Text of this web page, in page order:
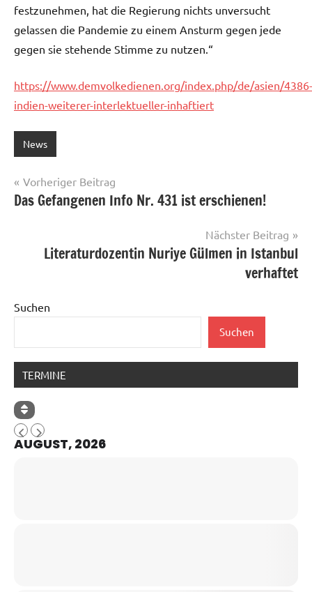
festzunehmen, hat die Regierung nichts unversucht
gelassen die Pandemie zu einem Ansturm gegen jede
gegen sie stehende Stimme zu nutzen.“
https://www.demvolkedienen.org/index.php/de/asien/4386-
indien-weiterer-interlektueller-inhaftiert
News
Beitragsnavigation
Vorheriger Beitrag
Das Gefangenen Info Nr. 431 ist erschienen!
Nächster Beitrag
Literaturdozentin Nuriye Gülmen in Istanbul
verhaftet
Suchen
Suchen
TERMINE
AUGUST, 2026